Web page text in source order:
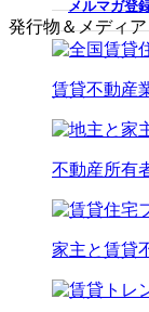
メルマガ登
発行物＆メディア
賃貸不動産
不動産所有
家主と賃貸